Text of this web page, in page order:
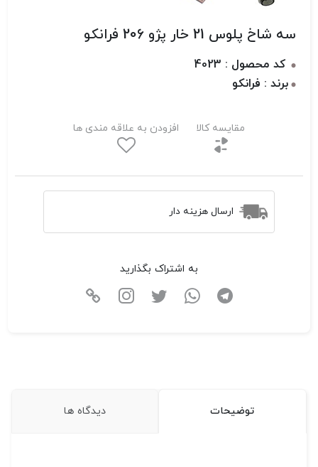
سه شاخ پلوس 21 خار پژو 206 فرانکو
کد محصول : 4023
برند : فرانکو
مقایسه کالا افزودن به علاقه مندی ها
ارسال هزینه دار
به اشتراک بگذارید
توضیحات دیدگاه ها